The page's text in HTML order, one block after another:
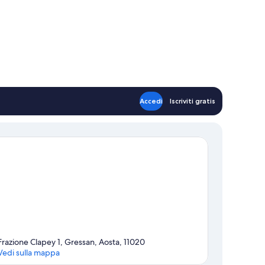
Accedi Iscriviti gratis
Clapey 1, Gressan, Aosta, 11020
sulla mappa